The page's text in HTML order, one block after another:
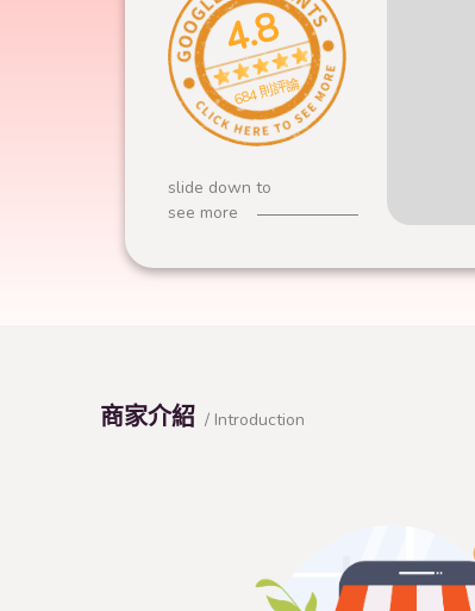
4.8
684 則評論
slide down to
see more
商家介紹 / Introduction